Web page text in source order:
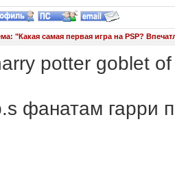
"Какая самая первая игра на PSP?
potter goblet
фанатам гарри